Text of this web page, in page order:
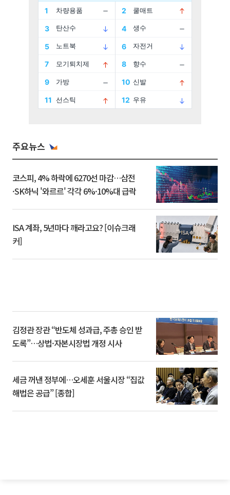
주요뉴스
코스피, 4% 하락에 6270선 마감…삼전
·SK하닉 '와르르' 각각 6%·10%대 급락
ISA 계좌, 5년마다 깨라고요? [이슈크래
커]
김정관 장관 “반도체 성과급, 주총 승인 받
도록”…상법·자본시장법 개정 시사
세금 꺼낸 정부에…오세훈 서울시장 “집값
해법은 공급” [종합]